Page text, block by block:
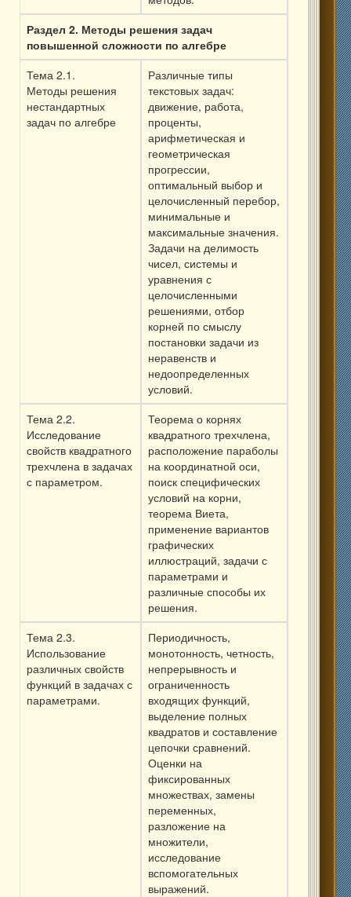
Раздел 2. Методы решения задач
повышенной сложности по алгебре
Тема 2.1.
Методы решения
нестандартных
задач по алгебре
Различные типы
текстовых задач:
движение, работа,
проценты,
арифметическая и
геометрическая
прогрессии,
оптимальный выбор и
целочисленный перебор,
минимальные и
максимальные значения.
Задачи на делимость
чисел, системы и
уравнения с
целочисленными
решениями, отбор
корней по смыслу
постановки задачи из
неравенств и
недоопределенных
условий.
Тема 2.2.
Исследование
свойств квадратного
трехчлена в задачах
с параметром.
Теорема о корнях
квадратного трехчлена,
расположение параболы
на координатной оси,
поиск специфических
условий на корни,
теорема Виета,
применение вариантов
графических
иллюстраций, задачи с
параметрами и
различные способы их
решения.
Тема 2.3.
Использование
различных свойств
функций в задачах с
параметрами.
Периодичность,
монотонность, четность,
непрерывность и
ограниченность
входящих функций,
выделение полных
квадратов и составление
цепочки сравнений.
Оценки на
фиксированных
множествах, замены
переменных,
разложение на
множители,
исследование
вспомогательных
выражений.